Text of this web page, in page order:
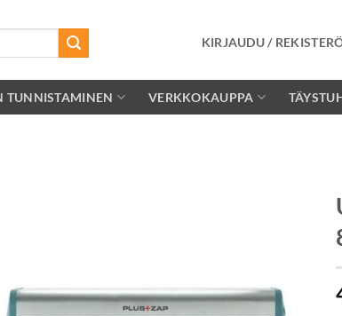
KIRJAUDU /
TUNNISTAMINEN VERKKOKAUPPA